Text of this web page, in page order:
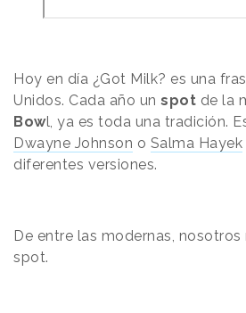
Hoy en día ¿Got Milk? es una
Unidos. Cada año un spot de la
Bowl, ya es toda una tradición.
Dwayne Johnson o Salma Hayek
diferentes versiones.
De entre las modernas,
spot.